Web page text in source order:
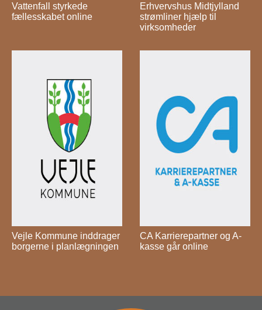
Vattenfall styrkede
fællesskabet online
Erhvervshus Midtjylland
strømliner hjælp til
virksomheder
Vejle Kommune inddrager
borgerne i planlægningen
CA Karrierepartner og A-
kasse går online